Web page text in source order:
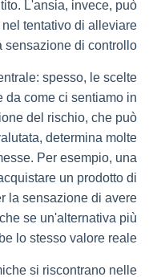
L'ansia, invece, può
tentativo di alleviare
sensazione di controllo.
spesso, le scelte
da come ci sentiamo in
del rischio, che può
determina molte
Per esempio, una
un prodotto di
la sensazione di avere
se un'alternativa più
lo stesso valore reale.
si riscontrano nelle